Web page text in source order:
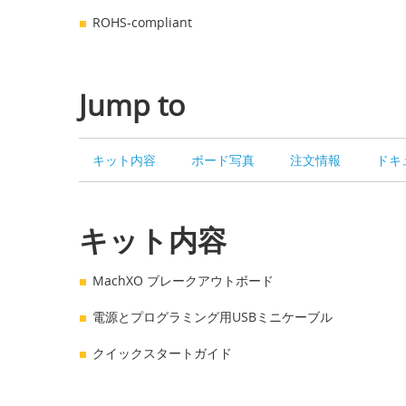
ROHS-compliant
Jump to
キット内容 ボード写真 注文情報 ド
キット内容
MachXO ブレークアウトボード
電源とプログラミング用USBミニケーブル
クイックスタートガイド